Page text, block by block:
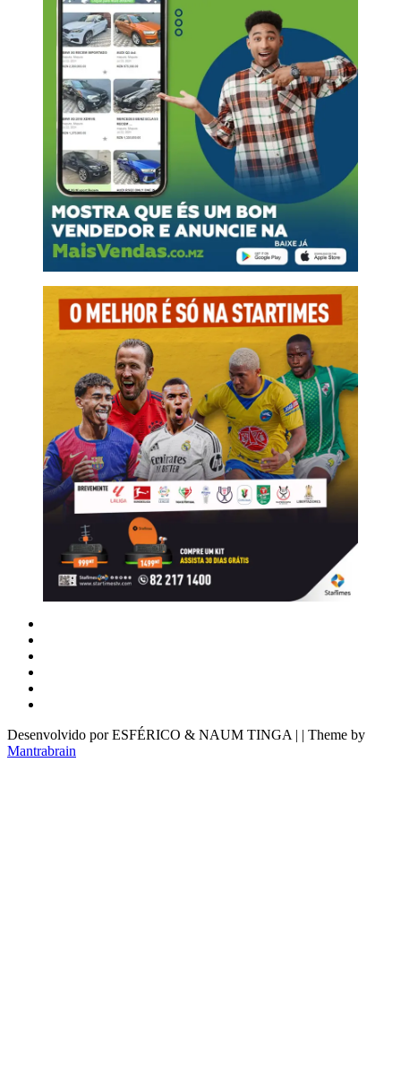
Desenvolvido por ESFÉRICO & NAUM TINGA | | Theme by
Mantrabrain